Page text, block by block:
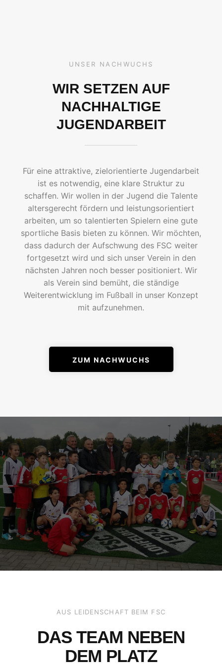
UNSER NACHWUCHS
WIR SETZEN AUF
NACHHALTIGE
JUGENDARBEIT
Für eine attraktive, zielorientierte Jugendarbeit
ist es notwendig, eine klare Struktur zu
schaffen. Wir wollen in der Jugend die Talente
altersgerecht fördern und leistungsorientiert
arbeiten, um so talentierten Spielern eine gute
sportliche Basis bieten zu können. Wir möchten,
dass dadurch der Aufschwung des FSC weiter
fortgesetzt wird und sich unser Verein in den
nächsten Jahren noch besser positioniert. Wir
als Verein sind bemüht, die ständige
Weiterentwicklung im Fußball in unser Konzept
mit aufzunehmen.
ZUM NACHWUCHS
AUS LEIDENSCHAFT BEIM FSC
DAS TEAM NEBEN
DEM PLATZ